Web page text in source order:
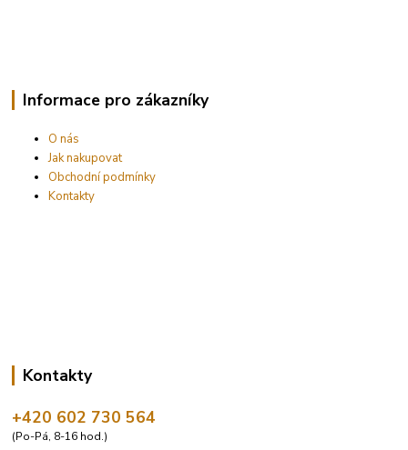
Informace pro zákazníky
O nás
Jak nakupovat
Obchodní podmínky
Kontakty
Kontakty
+420 602 730 564
(Po-Pá, 8-16 hod.)